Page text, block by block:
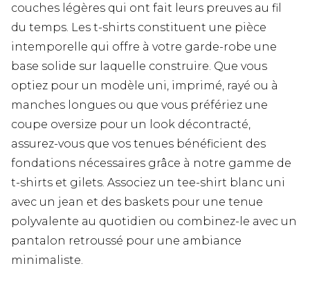
couches légères qui ont fait leurs preuves au fil
du temps. Les t-shirts constituent une pièce
intemporelle qui offre à votre garde-robe une
base solide sur laquelle construire. Que vous
optiez pour un modèle uni, imprimé, rayé ou à
manches longues ou que vous préfériez une
coupe oversize pour un look décontracté,
assurez-vous que vos tenues bénéficient des
fondations nécessaires grâce à notre gamme de
t-shirts et gilets. Associez un tee-shirt blanc uni
avec un jean et des baskets pour une tenue
polyvalente au quotidien ou combinez-le avec un
pantalon retroussé pour une ambiance
minimaliste.